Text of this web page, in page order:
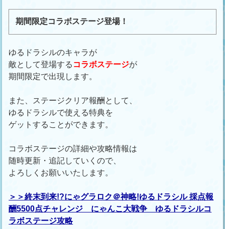
期間限定コラボステージ登場！
ゆるドラシルのキャラが
敵として登場する コラボステージが
期間限定で出現します。
また、ステージクリア報酬として、
ゆるドラシルで使える特典を
ゲットすることができます。
コラボステージの詳細や攻略情報は
随時更新・追記していくので、
よろしくお願いいたします。
＞＞終末到来!?にゃグラロク＠神略!ゆるドラシル 採点報
酬5500点チャレンジ にゃんこ大戦争 ゆるドラシルコ
ラボステージ攻略